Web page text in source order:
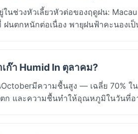
ในช่วงหัวเลี้ยวหัวต่อของฤดูฝน:
ฝนตกหนักต่อเนื่อง พายุฝนฟ้าคะนอง
ก๊า Humid In ตุลาคม?
Octoberมีความชื้นสูง — เฉลี่ย 70%
ตก และความชื้นทำให้อุณหภูมิในวันที่